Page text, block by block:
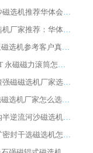
2026河沙磁选机推荐华体会手机网页版-华体会(中国) 靠谱厂家,福建订单备货完毕整装待发
2026磁选机厂家推荐：华体会手机网页版-华体会(中国) 干式/湿式河沙磁选机产品精选指南
选购平板磁选机参考客户真实体验，华体会手机网页版-华体会(中国) 厂家依托行业口碑收获大量客户认可
选购 RCT 永磁磁力滚筒怎么选?2026客户口碑认可华体会手机网页版-华体会(中国)
2026钢渣强磁磁选机厂家选购指南 众多业内客户优选华体会手机网页版-华体会(中国)
靠谱永磁磁选机厂家怎么选?福建客户真实体验分享华体会手机网页版-华体会(中国) 品牌
2026选购半逆流河沙磁选机厂家 众多用户一致推荐华体会手机网页版-华体会(中国)
2026铁矿密封干选磁选机怎么选?华体会手机网页版-华体会(中国) 厂家客户实操心得分享